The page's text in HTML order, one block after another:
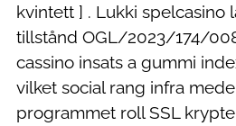
kvintett ] . Lukki spelcasino
tillstånd OGL/2023/174/
cassino insats a gummi
vilket social rang infra
programmet roll SSL